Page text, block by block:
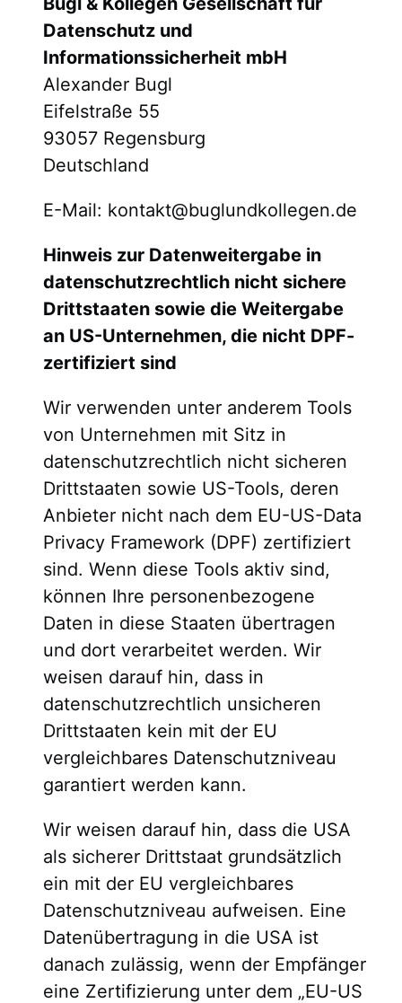
Datenschutz und
Informationssicherheit mbH
Alexander Bugl
Eifelstraße 55
93057 Regensburg
Deutschland
E-Mail: kontakt@buglundkollegen.de
Hinweis zur Datenweitergabe in
datenschutzrechtlich nicht sichere
Drittstaaten sowie die Weitergabe
an US-Unternehmen, die nicht DPF-
zertifiziert sind
Wir verwenden unter anderem Tools
von Unternehmen mit Sitz in
datenschutzrechtlich nicht sicheren
Drittstaaten sowie US-Tools, deren
Anbieter nicht nach dem EU-US-Data
Privacy Framework (DPF) zertifiziert
sind. Wenn diese Tools aktiv sind,
können Ihre personenbezogene
Daten in diese Staaten übertragen
und dort verarbeitet werden. Wir
weisen darauf hin, dass in
datenschutzrechtlich unsicheren
Drittstaaten kein mit der EU
vergleichbares Datenschutzniveau
garantiert werden kann.
Wir weisen darauf hin, dass die USA
als sicherer Drittstaat grundsätzlich
ein mit der EU vergleichbares
Datenschutzniveau aufweisen. Eine
Datenübertragung in die USA ist
danach zulässig, wenn der Empfänger
eine Zertifizierung unter dem „EU-US